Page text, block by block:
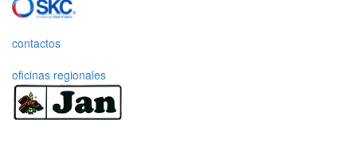
contactos
oficinas regionales